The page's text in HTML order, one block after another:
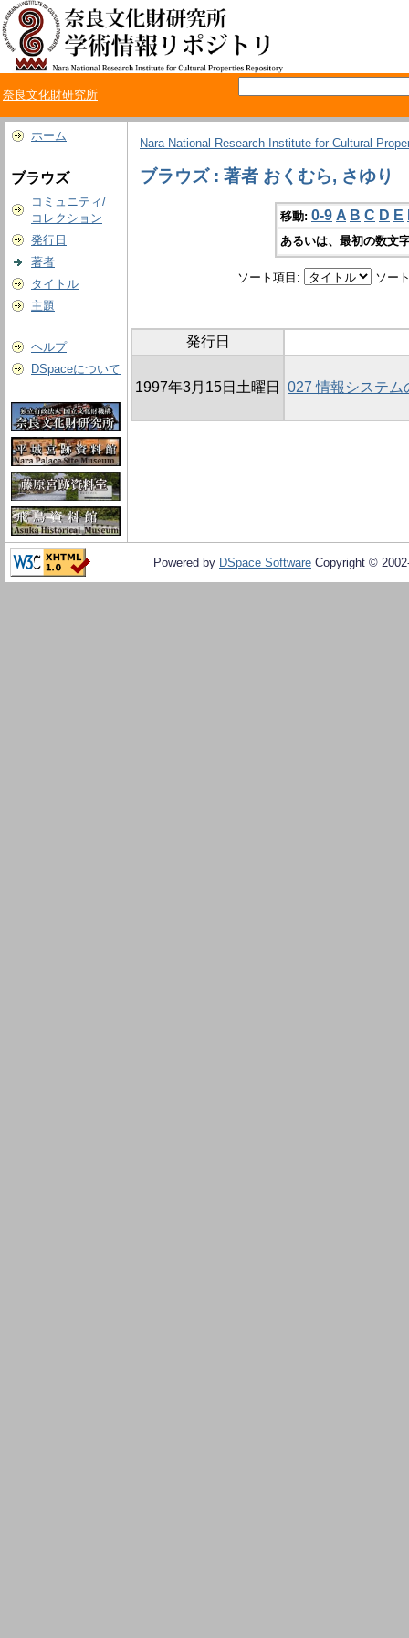
奈良文化財研究所
ホーム
ブラウズ
コミュニティ/
コレクション
発行日
著者
タイトル
主題
ヘルプ
DSpaceについて
Nara National Research Institute for Cultural
ブラウズ : 著者 おくむら, さゆり
移動: 0-9 A B C D E
あるいは、最初の数文
ソート項目: ソー
発行日
1997年3月15日土曜日 027 情報システム
Powered by DSpace Software Copyright ©